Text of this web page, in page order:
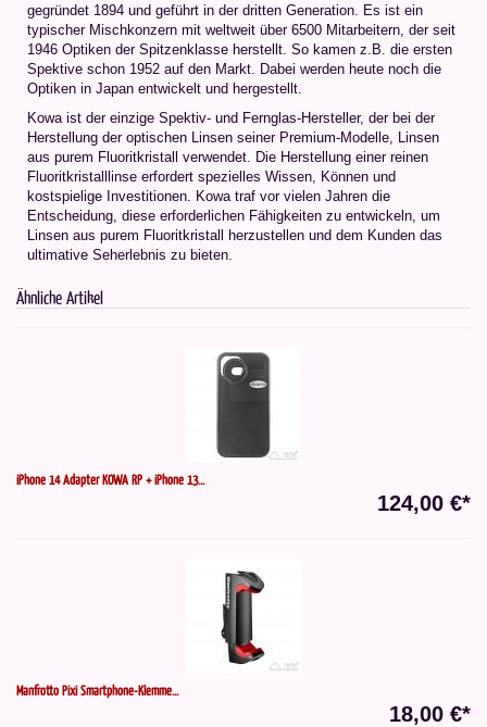
gegründet 1894 und geführt in der dritten Generation. Es ist ein
typischer Mischkonzern mit weltweit über 6500 Mitarbeitern, der seit
1946 Optiken der Spitzenklasse herstellt. So kamen z.B. die ersten
Spektive schon 1952 auf den Markt. Dabei werden heute noch die
Optiken in Japan entwickelt und hergestellt.
Kowa ist der einzige Spektiv- und Fernglas-Hersteller, der bei der
Herstellung der optischen Linsen seiner Premium-Modelle, Linsen
aus purem Fluoritkristall verwendet. Die Herstellung einer reinen
Fluoritkristalllinse erfordert spezielles Wissen, Können und
kostspielige Investitionen. Kowa traf vor vielen Jahren die
Entscheidung, diese erforderlichen Fähigkeiten zu entwickeln, um
Linsen aus purem Fluoritkristall herzustellen und dem Kunden das
ultimative Seherlebnis zu bieten.
Ähnliche Artikel
iPhone 14 Adapter KOWA RP + iPhone 13...
124,00 €*
Manfrotto Pixi Smartphone-Klemme...
18,00 €*